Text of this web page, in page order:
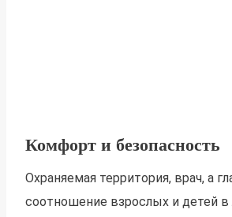
Комфорт и безопасность
Охраняемая территория, врач, а
соотношение взрослых и детей в